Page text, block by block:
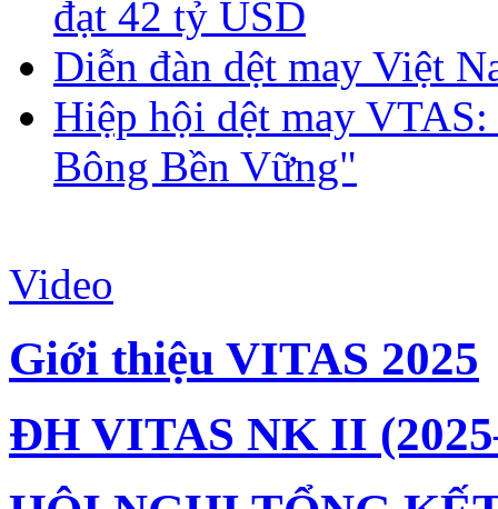
đạt 42 tỷ USD
Diễn đàn dệt may Việt
Hiệp hội dệt may
Bông Bền Vững"
Video
Giới thiệu VITAS 2025
ĐH VITAS NK II